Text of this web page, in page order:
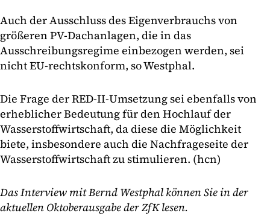
Auch der Ausschluss des Eigenverbrauchs von
größeren PV-Dachanlagen, die in das
Ausschreibungsregime einbezogen werden, sei
nicht EU-rechtskonform, so Westphal.
Die Frage der RED-II-Umsetzung sei ebenfalls von
erheblicher Bedeutung für den Hochlauf der
Wasserstoffwirtschaft, da diese die Möglichkeit
biete, insbesondere auch die Nachfrageseite der
Wasserstoffwirtschaft zu stimulieren. (hcn)
Das Interview mit Bernd Westphal können Sie in der
aktuellen Oktoberausgabe der ZfK lesen.